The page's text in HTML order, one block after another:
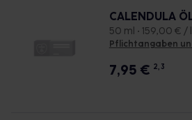
CALENDULA
50 ml • 159,00 € / l
Pflichtangaben
7,95 € 2, 3